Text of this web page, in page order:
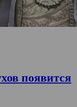
появится